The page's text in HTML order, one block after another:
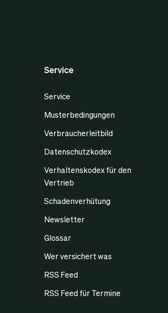
Service
Service
Musterbedingungen
Verbraucherleitbild
Datenschutzkodex
Verhaltenskodex für den
Vertrieb
Schadenverhütung
Newsletter
Glossar
Wer versichert was
RSS Feed
RSS Feed für Termine